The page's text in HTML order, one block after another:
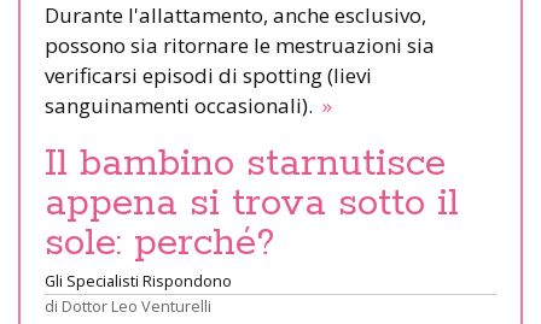
Durante l'allattamento, anche esclusivo,
possono sia ritornare le mestruazioni sia
verificarsi episodi di spotting (lievi
sanguinamenti occasionali). »
Il bambino starnutisce
appena si trova sotto il
sole: perché?
Gli Specialisti Rispondono
di Dottor Leo Venturelli